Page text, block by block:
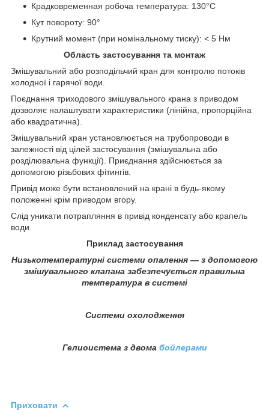
Крадковременная робоча температура: 130°C
Кут повороту: 90°
Крутний момент (при номінальному тиску): < 5 Нм
Область застосування та монтаж
Змішувальний або розподільчий кран для контролю потоків
холодної і гарячої води.
Поєднання триходового змішувального крана з приводом
дозволяє налаштувати характеристики (лінійна, пропорційна
або квадратична).
Змішувальний кран установлюється на трубопроводи в
залежності від цілей застосування (змішувальна або
розділювальна функції). Приєднання здійснюється за
допомогою різьбових фітингів.
Привід може бути встановлений на крані в будь-якому
положенні крім приводом вгору.
Слід уникати потрапляння в привід конденсату або крапель
води.
Приклад застосування
Низькотемпературні системи опалення ― з допомогою
змішувального клапана забезпечується правильна
температура в системі
Системи охолодження
Гелиоистема з двома бойлерами
Приховати